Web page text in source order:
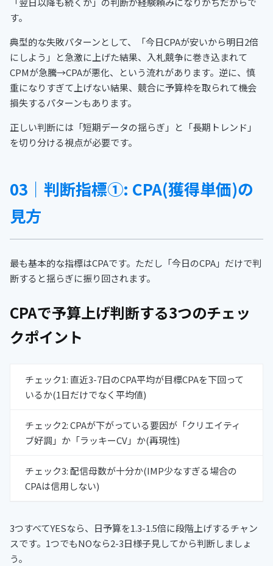
す。
典型的な失敗パターンとして、「今日CPAが安いから明日2倍
にしよう」と急激に上げた結果、入札競争に巻き込まれて
CPMが急騰→CPAが悪化、という流れがあります。逆に、慎
重になりすぎて上げない結果、競合に予算枠を取られて機会
損失するパターンもあります。
正しい判断には「短期データの揺らぎ」と「長期トレンド」
を切り分ける視点が必要です。
03｜判断指標①: CPA(獲得単価)の
見方
最も基本的な指標はCPAです。ただし「今日のCPA」だけで判
断すると揺らぎに振り回されます。
CPAで予算上げ判断する3つのチェッ
クポイント
チェック1: 直近3-7日のCPA平均が目標CPAを下回って
いるか(1日だけでなく平均値)
チェック2: CPAが下がっている要因が「クリエイティ
ブ好調」か「ラッキーCV」か(再現性)
チェック3: 配信母数が十分か(IMP少なすぎる場合の
CPAは信用しない)
3つすべてYESなら、日予算を1.3-1.5倍に段階上げするチャン
スです。1つでもNOなら2-3日様子見してから判断しましょ
う。